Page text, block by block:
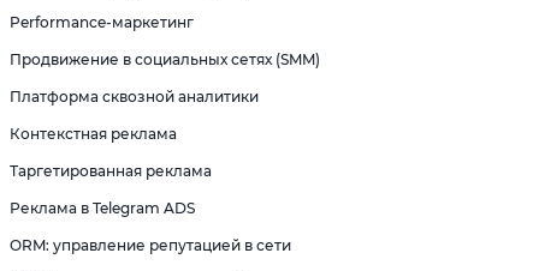
Performance-маркетинг
Продвижение в социальных сетях (SMM)
Платформа сквозной аналитики
Контекстная реклама
Таргетированная реклама
Реклама в Telegram ADS
ORM: управление репутацией в сети